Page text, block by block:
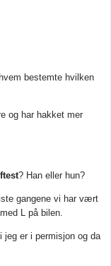
bestemte hvilken
og har hakket mer
? Han eller hun?
gangene vi har vært
L på bilen.
jeg er i permisjon og da